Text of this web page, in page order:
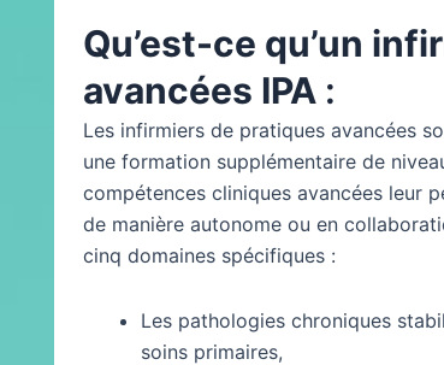
Qu’est-ce qu’un
avancées IPA :
Les infirmiers de pratiques avancées
une formation supplémentaire de
compétences cliniques avancées leur
de manière autonome ou en
cinq domaines spécifiques :
Les pathologies chroniques
soins primaires,